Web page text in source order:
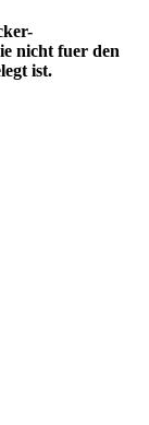
nicht fuer den
ist.